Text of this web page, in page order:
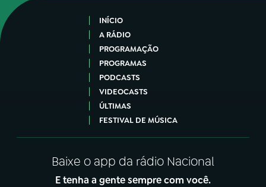
INÍCIO
A RÁDIO
PROGRAMAÇÃO
PROGRAMAS
PODCASTS
VIDEOCASTS
ÚLTIMAS
FESTIVAL DE MÚSICA
Baixe o app da rádio Nacional
E tenha a gente sempre com você.